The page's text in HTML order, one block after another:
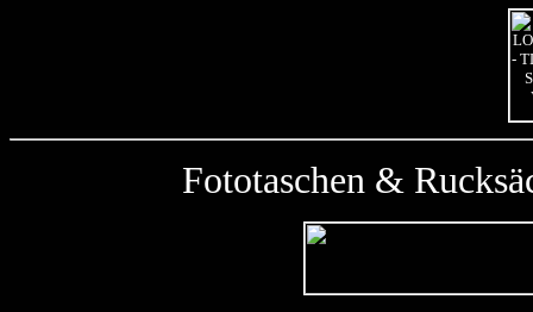
Fototaschen &